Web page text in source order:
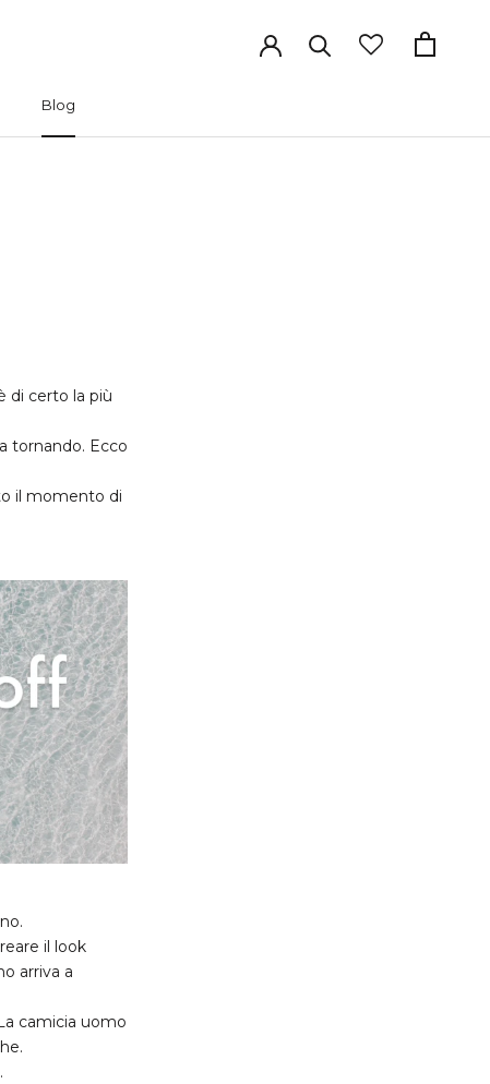
Blog
di certo la più
tornando. Ecco
il momento di
il look
arriva a
camicia uomo